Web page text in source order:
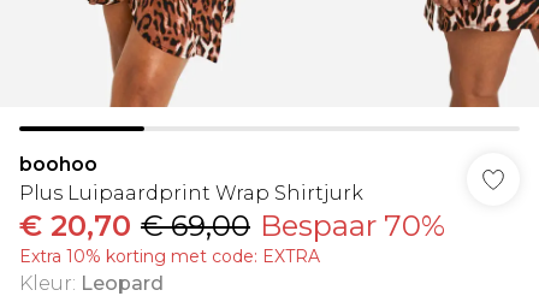
boohoo
Plus Luipaardprint Wrap Shirtjurk
€ 20,70 € 69,00 Bespaar 70%
Extra 10% korting met code: EXTRA
Kleur: Leopard